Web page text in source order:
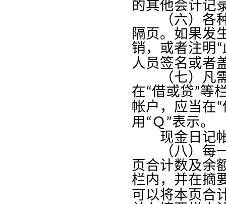
的其他会计记
（六）各种
隔页。如果发
销，或者注明 “
人员签名或者
（七）凡需
在“借或贷”等
帐户，应当在“
用 “ Ｑ ”表示。
现金日记帐
（八）每一
页合计数及余
栏内，并在摘
可以将本页合